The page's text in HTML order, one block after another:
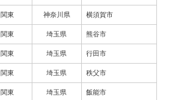
関東 神奈川県 横須賀市
関東 埼玉県 熊谷市
関東 埼玉県 行田市
関東 埼玉県 秩父市
関東 埼玉県 飯能市